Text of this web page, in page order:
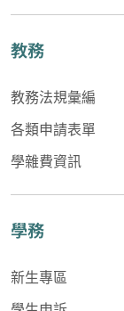
教務
教務法規彙編
各類申請表單
學雜費資訊
學務
新生專區